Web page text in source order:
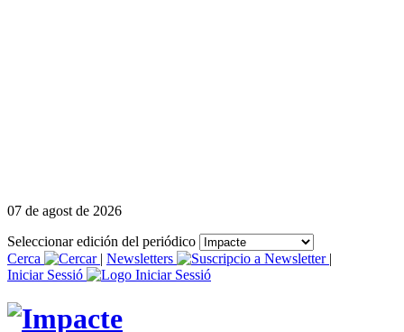
07 de agost de 2026
Seleccionar edición del periódico
Cerca
| Newsletters
|
Iniciar Sessió